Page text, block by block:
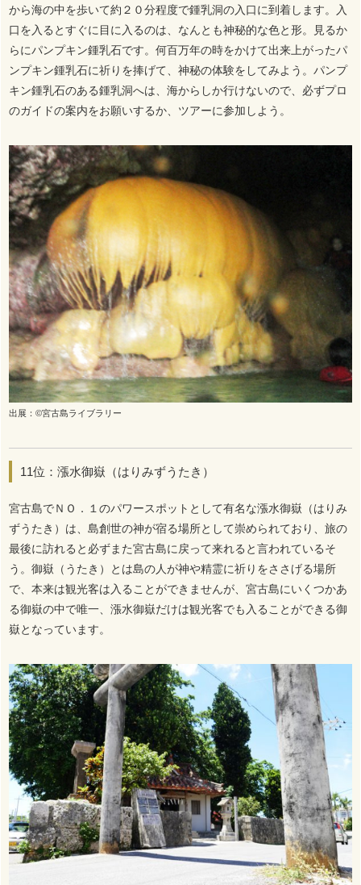
から海の中を歩いて約２０分程度で鍾乳洞の入口に到着します。入
口を入るとすぐに目に入るのは、なんとも神秘的な色と形。見るか
らにパンプキン鍾乳石です。何百万年の時をかけて出来上がったパ
ンプキン鍾乳石に祈りを捧げて、神秘の体験をしてみよう。パンプ
キン鍾乳石のある鍾乳洞へは、海からしか行けないので、必ずプロ
のガイドの案内をお願いするか、ツアーに参加しよう。
出展：©宮古島ライブラリー
11位：漲水御嶽（はりみずうたき）
宮古島でＮＯ．１のパワースポットとして有名な漲水御嶽（はりみ
ずうたき）は、島創世の神が宿る場所として崇められており、旅の
最後に訪れると必ずまた宮古島に戻って来れると言われているそ
う。御嶽（うたき）とは島の人が神や精霊に祈りをささげる場所
で、本来は観光客は入ることができませんが、宮古島にいくつかあ
る御嶽の中で唯一、漲水御嶽だけは観光客でも入ることができる御
嶽となっています。